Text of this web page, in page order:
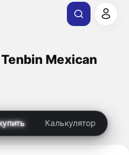
Mexican
Калькулятор